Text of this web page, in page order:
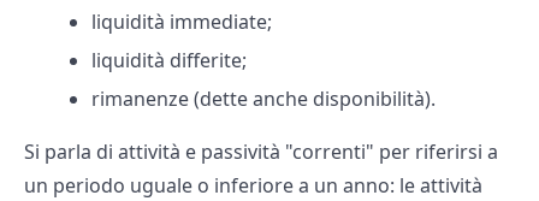
liquidità immediate;
liquidità differite;
rimanenze (dette anche disponibilità).
Si parla di attività e passività "correnti" per riferirsi a
un periodo uguale o inferiore a un anno: le attività